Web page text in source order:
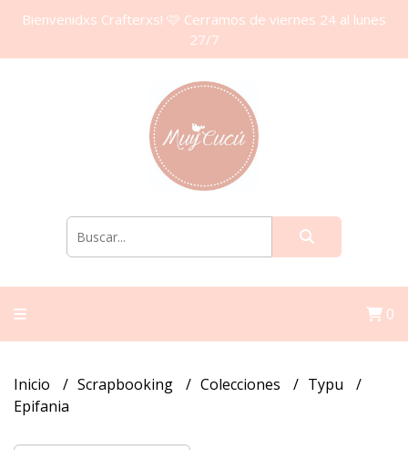
Bienvenidxs Crafterxs! 🩷 Cerramos de viernes 24 al lunes
27/7
0
Inicio Scrapbooking Colecciones
Typu
Epifania